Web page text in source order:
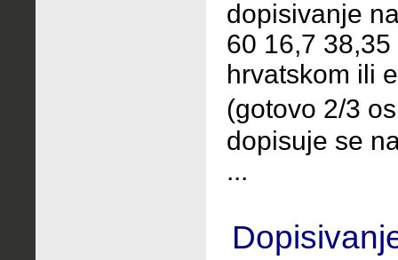
dopisivanje
60 16,7
hrvatskom ili
(gotovo 2/3
dopisuje se
...